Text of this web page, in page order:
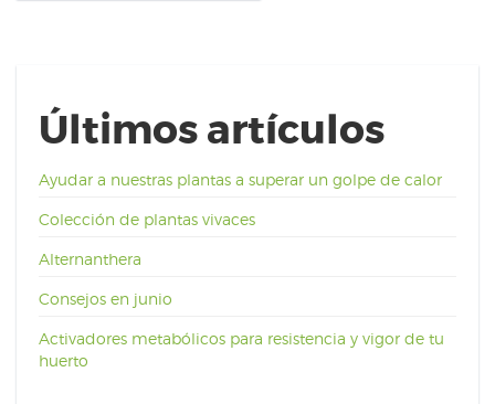
Últimos artículos
Ayudar a nuestras plantas a superar un golpe de calor
Colección de plantas vivaces
Alternanthera
Consejos en junio
Activadores metabólicos para resistencia y vigor de tu
huerto